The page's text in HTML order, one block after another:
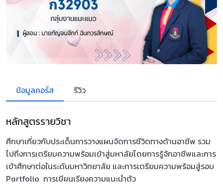
ข้อมูลคอร์ส รีวิว
หลักสูตรรายวิชา
ศึกษาเกี่ยวกับประเด็นการวางแผนจัดการชีวิตทางด้านอาชีพ รวม
ไปถึงการเตรียมความพร้อมเข้าสู่มหาลัยโดยการรู้จักอาชีพและการ
เข้าศึกษาต่อในระดับมหาวิทยาลัย และการเตรียมความพร้อมสู่รอบ
Portfolio การเขียนเรียงความแนะนำตัว